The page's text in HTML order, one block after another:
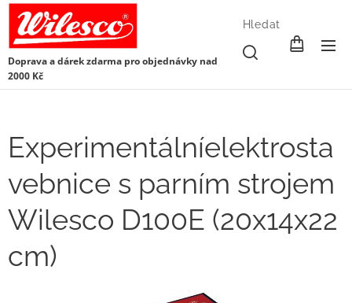
Doprava a dárek zdarma pro objednávky nad
2000 Kč
Hledat
Experimentálníelektrosta
vebnice s parním strojem
Wilesco D100E (20x14x22
cm)